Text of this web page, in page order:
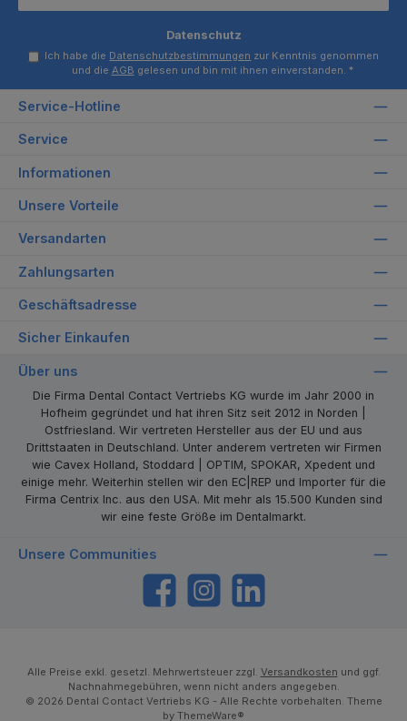
Datenschutz
Ich habe die Datenschutzbestimmungen zur Kenntnis genommen
und die AGB gelesen und bin mit ihnen einverstanden. *
Service-Hotline
Service
Informationen
Unsere Vorteile
Versandarten
Zahlungsarten
Geschäftsadresse
Sicher Einkaufen
Über uns
Die Firma Dental Contact Vertriebs KG wurde im Jahr 2000 in
Hofheim gegründet und hat ihren Sitz seit 2012 in Norden |
Ostfriesland. Wir vertreten Hersteller aus der EU und aus
Drittstaaten in Deutschland. Unter anderem vertreten wir Firmen
wie Cavex Holland, Stoddard | OPTIM, SPOKAR, Xpedent und
einige mehr. Weiterhin stellen wir den EC|REP und Importer für die
Firma Centrix Inc. aus den USA. Mit mehr als 15.500 Kunden sind
wir eine feste Größe im Dentalmarkt.
Unsere Communities
https://www.facebook.com/dentalcontact
Instagram
Alle Preise exkl. gesetzl. Mehrwertsteuer zzgl. Versandkosten und ggf.
Nachnahmegebühren, wenn nicht anders angegeben.
© 2026 Dental Contact Vertriebs KG - Alle Rechte vorbehalten. Theme
by ThemeWare®